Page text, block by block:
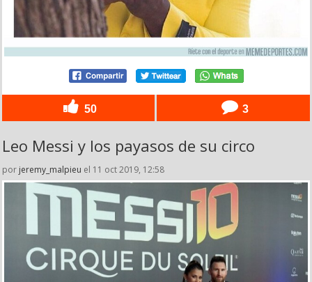
50 3
Leo Messi y los payasos de su circo
por jeremy_malpieu el 11 oct 2019, 12:58